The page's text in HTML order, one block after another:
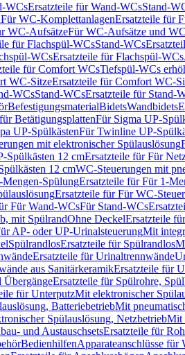
WCsErsatzteile für Wand-WCsStand-
Für WC-KomplettanlagenErsatzteile für
WC-AufsätzeFür WC-Aufsätze und
für Flachspül-WCsStand-WCs
WCsErsatzteile für Flachspül-WCs
für Comfort WCsTiefspül-WCs
WC-SitzeErsatzteile für Comfort WC-
WCsStand-WCsErsatzteile für Stand-
BefestigungsmaterialBidetsWandbidets
BetätigungsplattenFür Sigma UP-
UP-SpülkästenFür Twinline UP-
mit elektronischer Spülauslösung
Spülkästen 12 cmErsatzteile für Für
12 cmWC-Steuerungen mit
Mengen-SpülungErsatzteile für Für 1-
Ersatzteile für Für WC-
Für Wand-WCsFür Stand-WCs
mit SpülrandOhne DeckelErsatzteile
AP- oder UP-UrinalsteuerungMit
SpülrandlosErsatzteile für Spülrandlos
Ersatzteile für Urinaltrennwände
aus SanitärkeramikErsatzteile für
ÜbergängeErsatzteile für Spülrohre,
für UnterputzMit elektronischer
BatteriebetriebMit
Spülauslösung, NetzbetriebMit
und AustauschsetsErsatzteile für
BedienhilfenApparateanschlüsse